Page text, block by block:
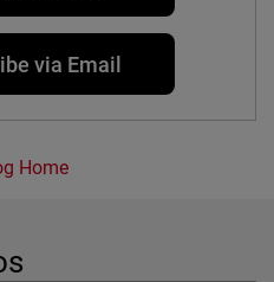
via Email
Home